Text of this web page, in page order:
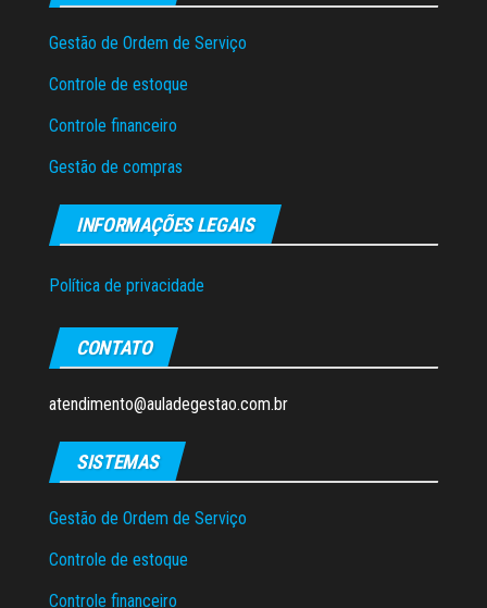
Gestão de Ordem de Serviço
Controle de estoque
Controle financeiro
Gestão de compras
INFORMAÇÕES LEGAIS
Política de privacidade
CONTATO
atendimento@auladegestao.com.br
SISTEMAS
Gestão de Ordem de Serviço
Controle de estoque
Controle financeiro